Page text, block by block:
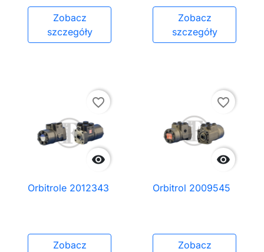
Zobacz
szczegóły
Zobacz
szczegóły

favorite_border
Orbitrole 2012343
Zobacz

favorite_border
Orbitrol 2009545
Zobacz